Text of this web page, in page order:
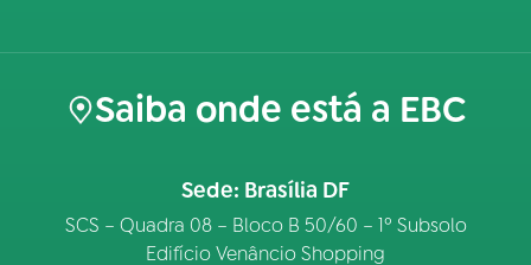
Saiba onde está a EBC
Sede: Brasília DF
SCS – Quadra 08 – Bloco B 50/60 – 1º Subsolo
Edifício Venâncio Shopping